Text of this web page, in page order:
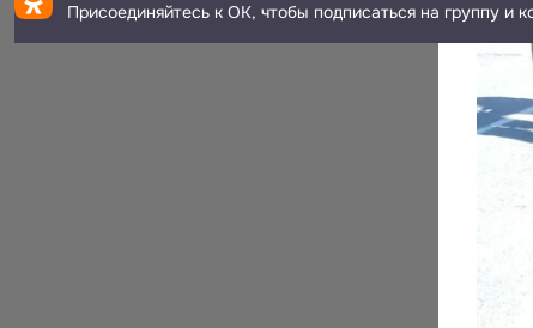
Присоединяйтесь к ОК, чтобы подписаться на группу и